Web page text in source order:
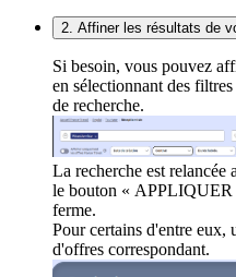
2. Affiner les résultats de
Si besoin, vous pouvez
en sélectionnant des
de recherche.
La recherche est
le bouton «
ferme.
Pour certains d'entre eux,
d'offres correspondant.